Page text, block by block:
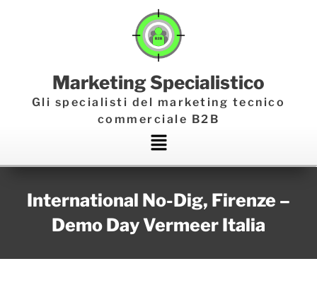
Marketing Specialistico
Gli specialisti del marketing tecnico
commerciale B2B
Main
Menu
International No-Dig, Firenze –
Demo Day Vermeer Italia